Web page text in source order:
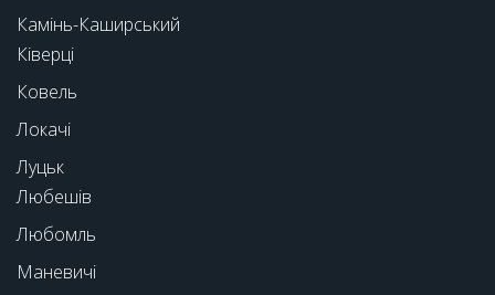
Камінь-Каширський
Ківерці
Ковель
Локачі
Луцьк
Любешів
Любомль
Маневичі